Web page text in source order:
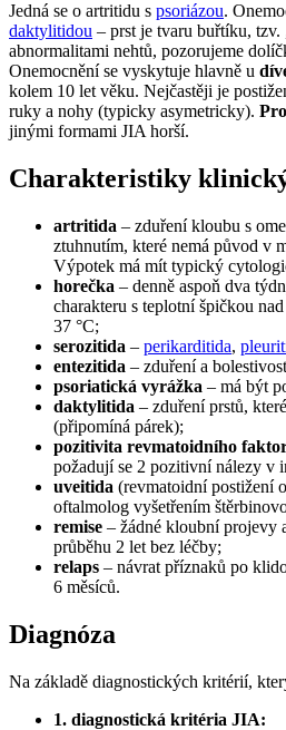
Jedná se o artritidu s psoriázou.
daktylitidou – prst je tvaru buřtíku, tzv.
abnormalitami nehtů, pozorujeme
Onemocnění se vyskytuje hlavně u
kolem 10 let věku. Nejčastěji je
ruky a nohy (typicky asymetricky).
jinými formami JIA horší.
Charakteristiky
artritida – zduření kloubu s
ztuhnutím, které nemá původ v
Výpotek má mít typický
horečka – denně aspoň dva
charakteru s teplotní špičkou
37 °C;
serozitida – perikarditida,
entezitida – zduření a
psoriatická vyrážka – má být
daktylitida – zduření prstů,
(připomíná párek);
pozitivita revmatoidního
požadují se 2 pozitivní nálezy v
uveitida (revmatoidní postižení
oftalmolog vyšetřením
remise – žádné kloubní projevy
průběhu 2 let bez léčby;
relaps – návrat příznaků po
6 měsíců.
Diagnóza
Na základě diagnostických kritérií,
1. diagnostická kritéria JIA: